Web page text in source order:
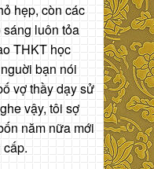
hẹp, còn các
luôn tỏa
THKT học
bạn nói
vợ thầy dạy sử
vậy, tôi sợ
năm nữa mới